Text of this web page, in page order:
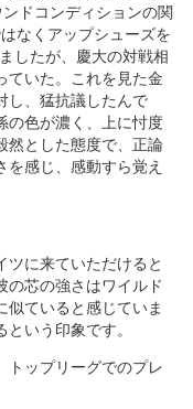
ドコンディションの関
なくアップシューズを
したが、慶大の対戦相
ていた。これを見た金
し、猛抗議したんで
の色が濃く、上に忖度
然とした態度で、正論
を感じ、感動すら覚え
に来ていただけると
の芯の強さはワイルド
似ていると感じていま
いう印象です。
ップリーグでのプレ